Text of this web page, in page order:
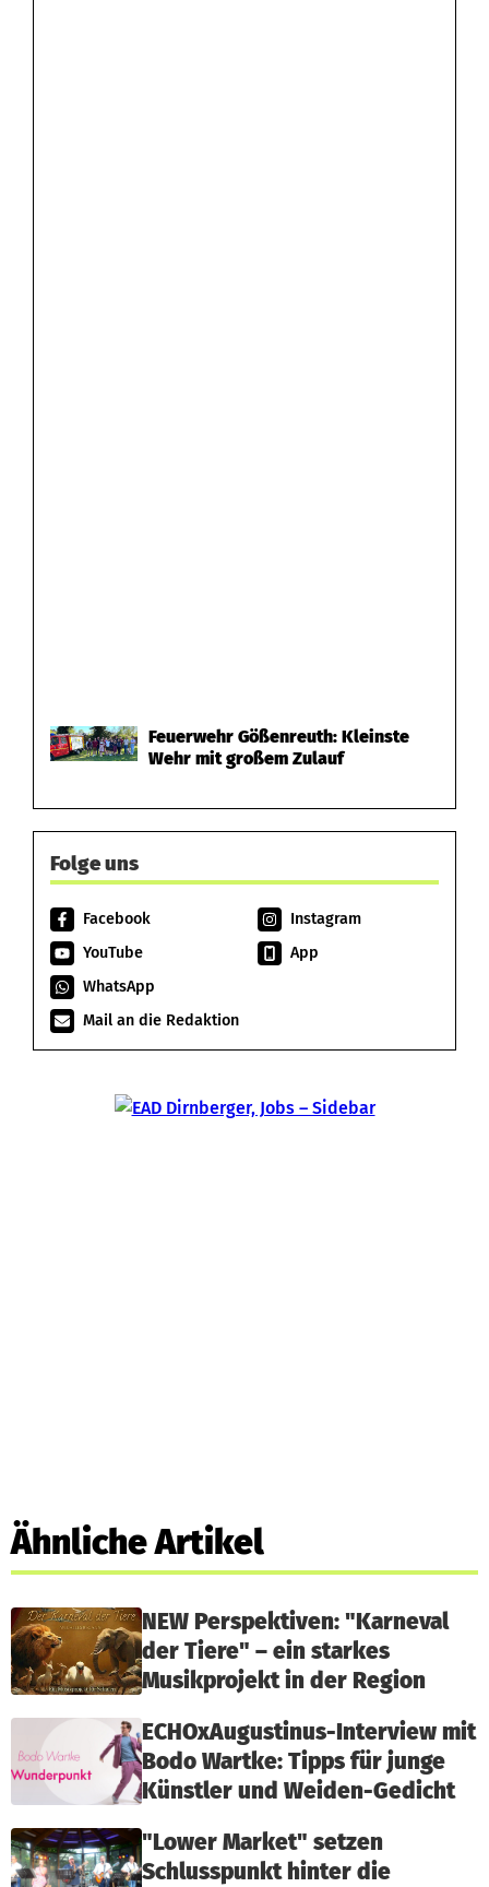
Feuerwehr Gößenreuth: Kleinste
Wehr mit großem Zulauf
Folge uns
Facebook
Instagram
YouTube
App
WhatsApp
Mail an die Redaktion
Ähnliche Artikel
NEW Perspektiven: "Karneval
der Tiere" – ein starkes
Musikprojekt in der Region
ECHOxAugustinus-Interview mit
Bodo Wartke: Tipps für junge
Künstler und Weiden-Gedicht
"Lower Market" setzen
Schlusspunkt hinter die